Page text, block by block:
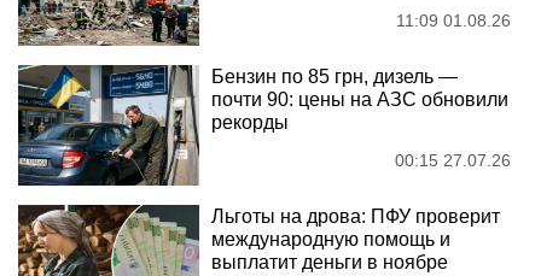
11:09 01.08.26
Бензин по 85 грн, дизель —
почти 90: цены на АЗС обновили
рекорды
00:15 27.07.26
Льготы на дрова: ПФУ проверит
международную помощь и
выплатит деньги в ноябре